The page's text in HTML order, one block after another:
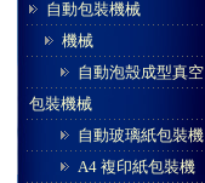
自動包裝機械
機械
自動泡殼成型真空
包裝機械
自動玻璃紙包裝機
A4 複印紙包裝機